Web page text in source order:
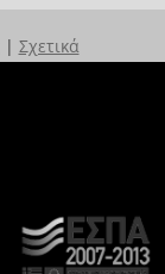
| Σχετικά